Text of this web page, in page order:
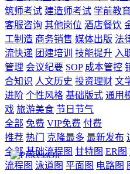
筑师考试 建造师考试 学前教育
客服咨询 其他岗位 酒店餐饮
工制造 商务销售 媒体出版 法
流快递 团建培训 技能提升 入
管理 会议纪要 SOP 成本管控
合知识 人文历史 投资理财 文
进阶 个性风格 基础版式 通用
戏 旅游美食 节日节气
全部 免费 VIP免费 付费
推荐 热门 克隆最多 最新发布
全部 基础流程图 甘特图 ER图
流程图 泳道图 平面图 电路图